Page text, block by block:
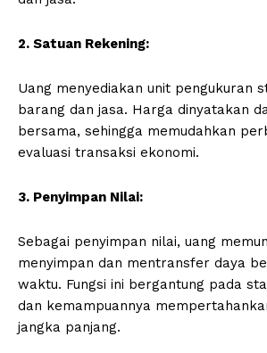
2. Satuan Rekening:
Uang menyediakan unit pengukuran
barang dan jasa. Harga dinyatakan
bersama, sehingga memudahkan
evaluasi transaksi ekonomi.
3. Penyimpan Nilai:
Sebagai penyimpan nilai, uang
menyimpan dan mentransfer daya
waktu. Fungsi ini bergantung pada
dan kemampuannya
jangka panjang.